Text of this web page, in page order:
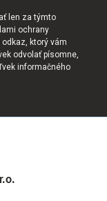
len za týmto
ochrany
ktorý vám
odvolať písomne,
informačného